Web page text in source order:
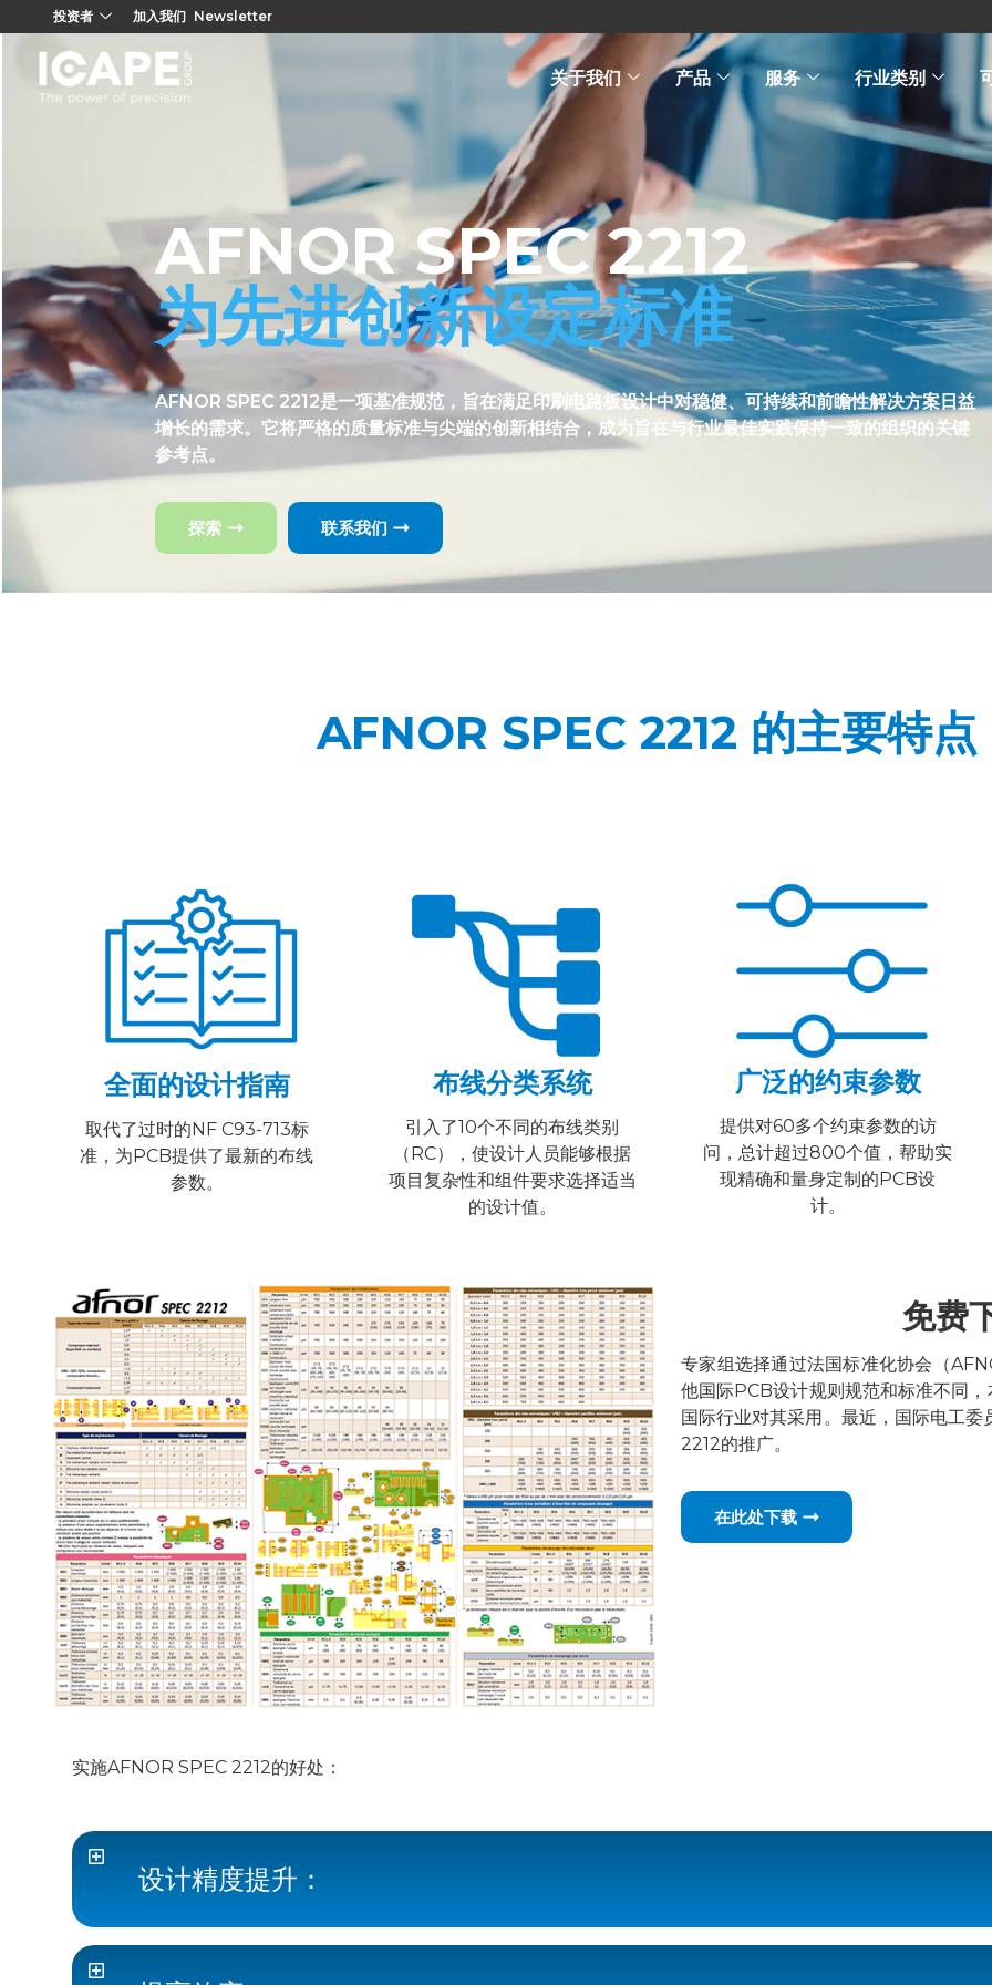
投资者 加入我们 Newsletter
关于我们 产品 服务 行业类别
AFNOR SPEC 2212
为先进创新设定标准
AFNOR SPEC 2212是一项基准规范，旨在满足印刷电路板设计中对稳健、可持续和前瞻性解决方案日益
增长的需求。它将严格的质量标准与尖端的创新相结合，成为旨在与行业最佳实践保持一致的组织的关键
参考点。
探索 联系我们
AFNOR SPEC 2212 的主要特点
全面的设计指南
取代了过时的NF C93-713标
准，为PCB提供了最新的布线
参数。
布线分类系统
引入了10个不同的布线类别
（RC），使设计人员能够根据
项目复杂性和组件要求选择适当
的设计值。
广泛的约束参数
提供对60多个约束参数的访
问，总计超过800个值，帮助实
现精确和量身定制的PCB设
计。
免费
专家组选择通过法国标准化协会（
他国际PCB设计规则规范和标准不同
国际行业对其采用。最近，国际电工委
2212的推广。
在此处下载
实施AFNOR SPEC 2212的好处：
设计精度提升：